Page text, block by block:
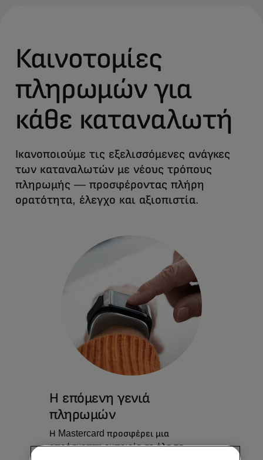
Καινοτομίες
πληρωμών για
κάθε καταναλωτή
Ικανοποιούμε τις εξελισσόμενες ανάγκες
των καταναλωτών με νέους τρόπους
πληρωμής — προσφέροντας πλήρη
ορατότητα, έλεγχο και αξιοπιστία.
Η επόμενη γενιά
πληρωμών
Η Mastercard προσφέρει μια
απρόσκοπτη εμπειρία σε όλα τα